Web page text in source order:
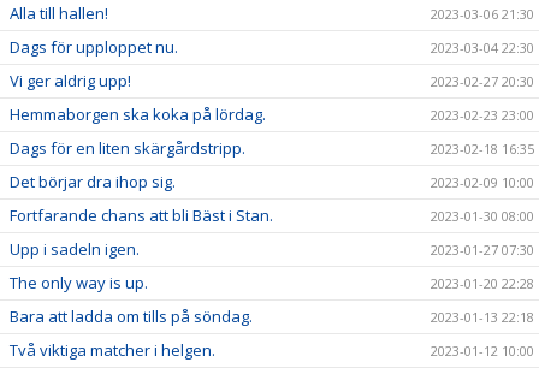
Alla till hallen! 2023-03-06 21:30
Dags för upploppet nu. 2023-03-04 22:30
Vi ger aldrig upp! 2023-02-27 20:30
Hemmaborgen ska koka på lördag. 2023-02-23 23:00
Dags för en liten skärgårdstripp. 2023-02-18 16:35
Det börjar dra ihop sig. 2023-02-09 10:00
Fortfarande chans att bli Bäst i Stan. 2023-01-30 08:00
Upp i sadeln igen. 2023-01-27 07:30
The only way is up. 2023-01-20 22:28
Bara att ladda om tills på söndag. 2023-01-13 22:18
Två viktiga matcher i helgen. 2023-01-12 10:00